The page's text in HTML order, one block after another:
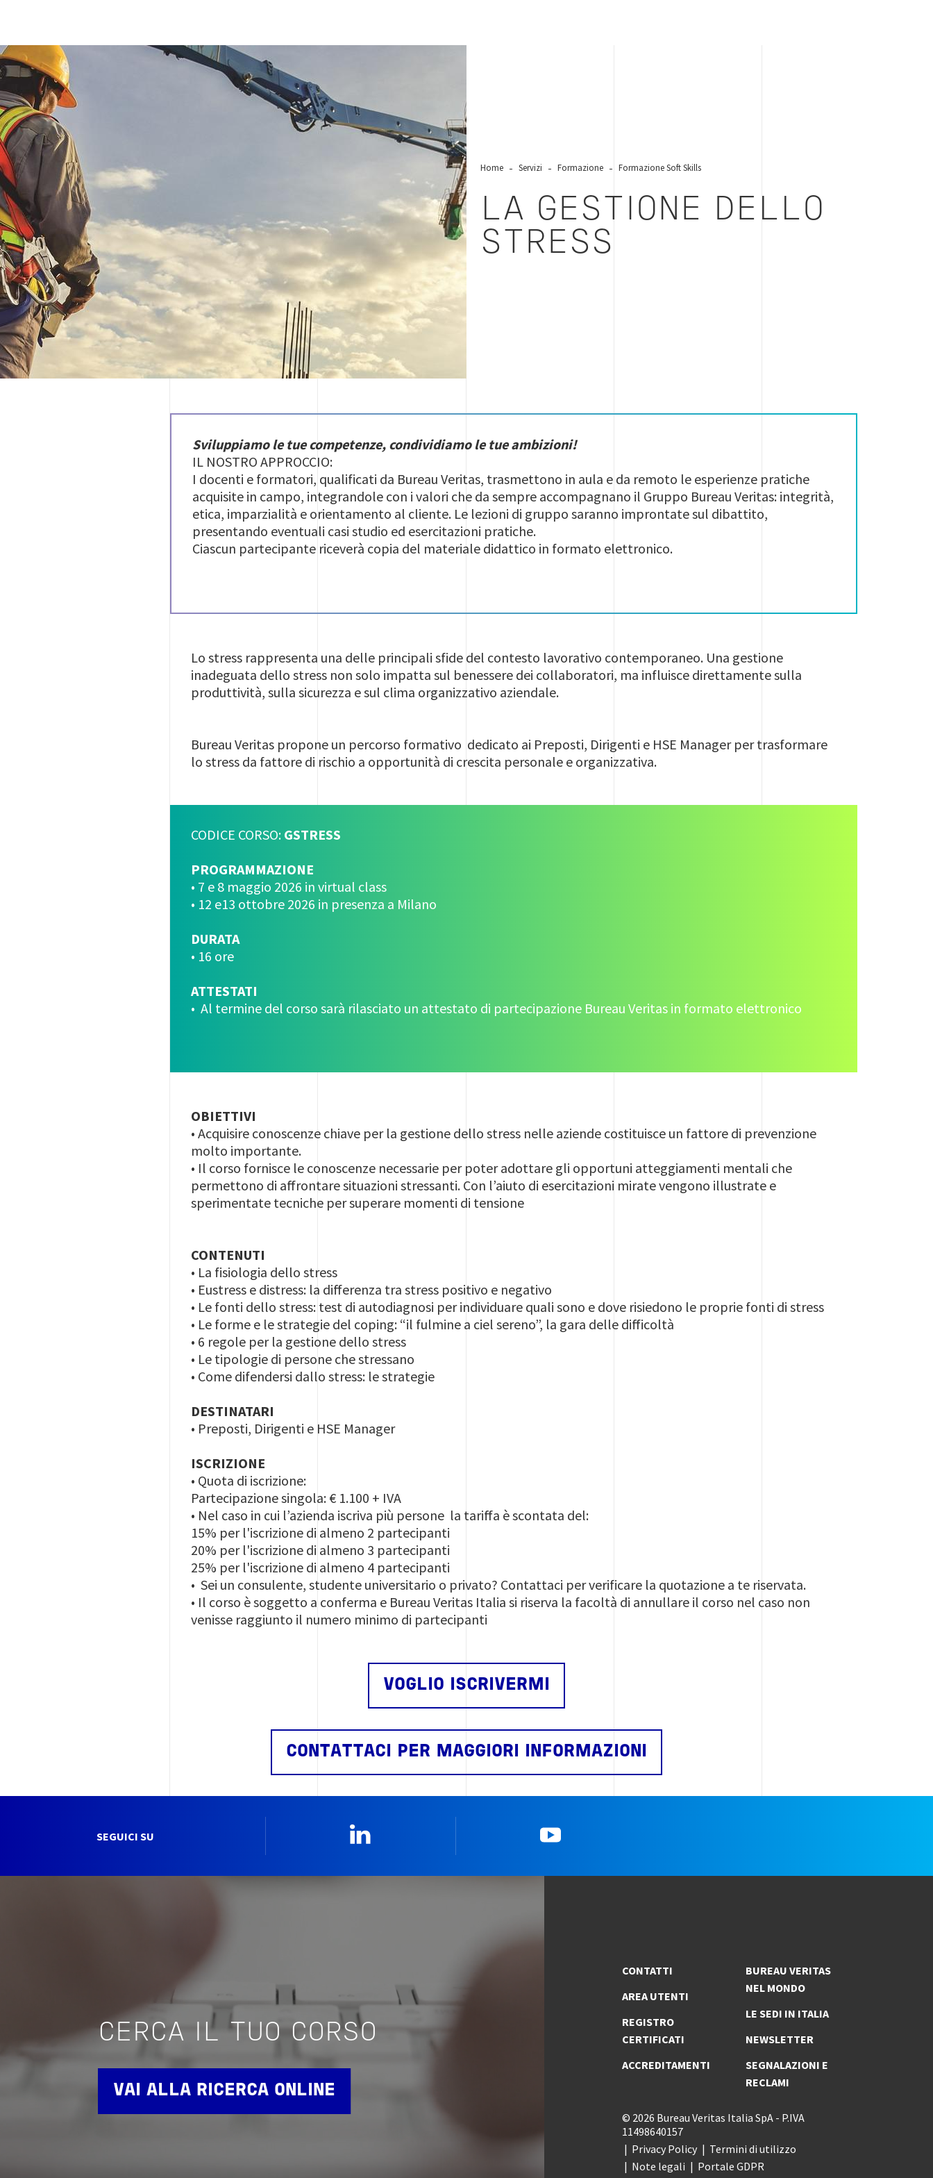
sicurezza-lavoratori
Home Servizi Formazione Formazione Soft Skills
LA GESTIONE DELLO
STRESS
Sviluppiamo le tue competenze, condividiamo le tue ambizioni!
IL NOSTRO APPROCCIO:
I docenti e formatori, qualificati da Bureau Veritas, trasmettono in aula e da remoto le esperienze pratiche
acquisite in campo, integrandole con i valori che da sempre accompagnano il Gruppo Bureau Veritas: integrità,
etica, imparzialità e orientamento al cliente. Le lezioni di gruppo saranno improntate sul dibattito,
presentando eventuali casi studio ed esercitazioni pratiche.
Ciascun partecipante riceverà copia del materiale didattico in formato elettronico.
Lo stress rappresenta una delle principali sfide del contesto lavorativo contemporaneo. Una gestione
inadeguata dello stress non solo impatta sul benessere dei collaboratori, ma influisce direttamente sulla
produttività, sulla sicurezza e sul clima organizzativo aziendale.
Bureau Veritas propone un percorso formativo dedicato ai Preposti, Dirigenti e HSE Manager per trasformare
lo stress da fattore di rischio a opportunità di crescita personale e organizzativa.
CODICE CORSO: GSTRESS
PROGRAMMAZIONE
• 7 e 8 maggio 2026 in virtual class
• 12 e13 ottobre 2026 in presenza a Milano
DURATA
• 16 ore
ATTESTATI
• Al termine del corso sarà rilasciato un attestato di partecipazione Bureau Veritas in formato elettronico
OBIETTIVI
• Acquisire conoscenze chiave per la gestione dello stress nelle aziende costituisce un fattore di prevenzione
molto importante.
• Il corso fornisce le conoscenze necessarie per poter adottare gli opportuni atteggiamenti mentali che
permettono di affrontare situazioni stressanti. Con l’aiuto di esercitazioni mirate vengono illustrate e
sperimentate tecniche per superare momenti di tensione
CONTENUTI
• La fisiologia dello stress
• Eustress e distress: la differenza tra stress positivo e negativo
• Le fonti dello stress: test di autodiagnosi per individuare quali sono e dove risiedono le proprie fonti di stress
• Le forme e le strategie del coping: “il fulmine a ciel sereno”, la gara delle difficoltà
• 6 regole per la gestione dello stress
• Le tipologie di persone che stressano
• Come difendersi dallo stress: le strategie
DESTINATARI
• Preposti, Dirigenti e HSE Manager
ISCRIZIONE
• Quota di iscrizione:
Partecipazione singola: € 1.100 + IVA
• Nel caso in cui l’azienda iscriva più persone la tariffa è scontata del:
15% per l'iscrizione di almeno 2 partecipanti
20% per l'iscrizione di almeno 3 partecipanti
25% per l'iscrizione di almeno 4 partecipanti
• Sei un consulente, studente universitario o privato? Contattaci per verificare la quotazione a te riservata.
• Il corso è soggetto a conferma e Bureau Veritas Italia si riserva la facoltà di annullare il corso nel caso non
venisse raggiunto il numero minimo di partecipanti
VOGLIO ISCRIVERMI
CONTATTACI PER MAGGIORI INFORMAZIONI
SEGUICI SU
CERCA IL TUO CORSO
VAI ALLA RICERCA ONLINE
CONTATTI
AREA UTENTI
REGISTRO
CERTIFICATI
ACCREDITAMENTI
BUREAU VERITAS
NEL MONDO
LE SEDI IN ITALIA
NEWSLETTER
SEGNALAZIONI E
RECLAMI
© 2026 Bureau Veritas Italia SpA - P.IVA
11498640157
Privacy Policy
Termini di utilizzo
Note legali
Portale GDPR